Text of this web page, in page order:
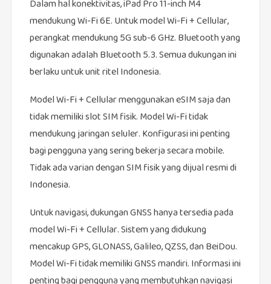
Dalam hal konektivitas, iPad Pro 11-inch M4
mendukung Wi-Fi 6E. Untuk model Wi-Fi + Cellular,
perangkat mendukung 5G sub-6 GHz. Bluetooth yang
digunakan adalah Bluetooth 5.3. Semua dukungan ini
berlaku untuk unit ritel Indonesia.
Model Wi-Fi + Cellular menggunakan eSIM saja dan
tidak memiliki slot SIM fisik. Model Wi-Fi tidak
mendukung jaringan seluler. Konfigurasi ini penting
bagi pengguna yang sering bekerja secara mobile.
Tidak ada varian dengan SIM fisik yang dijual resmi di
Indonesia.
Untuk navigasi, dukungan GNSS hanya tersedia pada
model Wi-Fi + Cellular. Sistem yang didukung
mencakup GPS, GLONASS, Galileo, QZSS, dan BeiDou.
Model Wi-Fi tidak memiliki GNSS mandiri. Informasi ini